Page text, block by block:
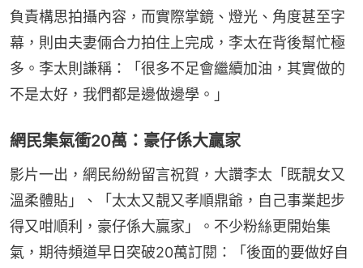
負責構思拍攝內容，而實際掌鏡、燈光、角度甚至字
幕，則由夫妻倆合力拍住上完成，李太在背後幫忙極
多。李太則謙稱：「很多不足會繼續加油，其實做的
不是太好，我們都是邊做邊學。」
網民集氣衝20萬：豪仔係大贏家
影片一出，網民紛紛留言祝賀，大讚李太「既靚女又
溫柔體貼」、「太太又靚又孝順鼎爺，自己事業起步
得又咁順利，豪仔係大贏家」。不少粉絲更開始集
氣，期待頻道早日突破20萬訂閱：「後面的要做好自